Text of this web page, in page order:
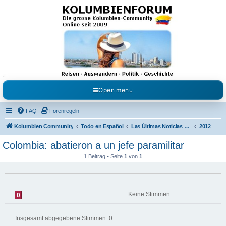
Kolumbienforum - Das
grosse Forum der
Freunde Kolumbiens
Reisen, Auswandern, Kultur, Politik, Geschichte und Visum in Kolumbien und Venezuela.
Austausch, Erfahrungen und Gemeinschaft im Kolumbienforum
Open menu
FAQ Forenregeln
Kolumbien Community Todo en Español Las Últimas Noticias en Español 2012
Colombia: abatieron a un jefe paramilitar
1 Beitrag • Seite 1 von 1
0 Keine Stimmen
Insgesamt abgegebene Stimmen: 0